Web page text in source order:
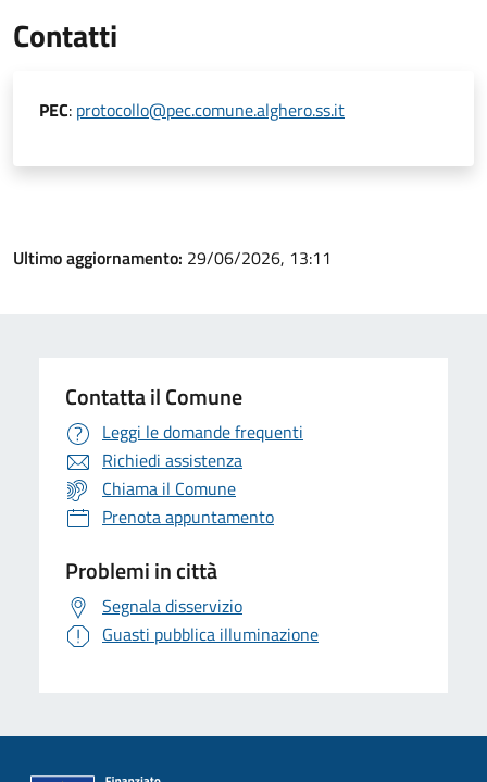
Contatti
PEC: protocollo@pec.comune.alghero.ss.it
Ultimo aggiornamento: 29/06/2026, 13:11
Contatta il Comune
Leggi le domande frequenti
Richiedi assistenza
Chiama il Comune
Prenota appuntamento
Problemi in città
Segnala disservizio
Guasti pubblica illuminazione